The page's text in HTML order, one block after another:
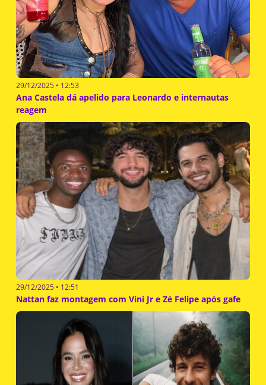
29/12/2025 • 12:53
Ana Castela dá apelido para Leonardo e internautas
reagem
29/12/2025 • 12:51
Nattan faz montagem com Vini Jr e Zé Felipe após gafe